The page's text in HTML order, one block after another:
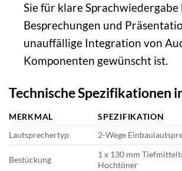
Sie für klare Sprachwiedergabe
Besprechungen und
unauffällige Integration von
Komponenten gewünscht ist.
Technische Spezifikationen
MERKMAL
SPEZIFIKATION
Lautsprechertyp
2-Wege
Bestückung
1 x 130 mm
Hochtöner